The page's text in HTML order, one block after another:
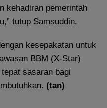
kehadiran pemerintah
tutup Samsuddin.
kesepakatan untuk
BBM (X-Star)
sasaran bagi
(tan)